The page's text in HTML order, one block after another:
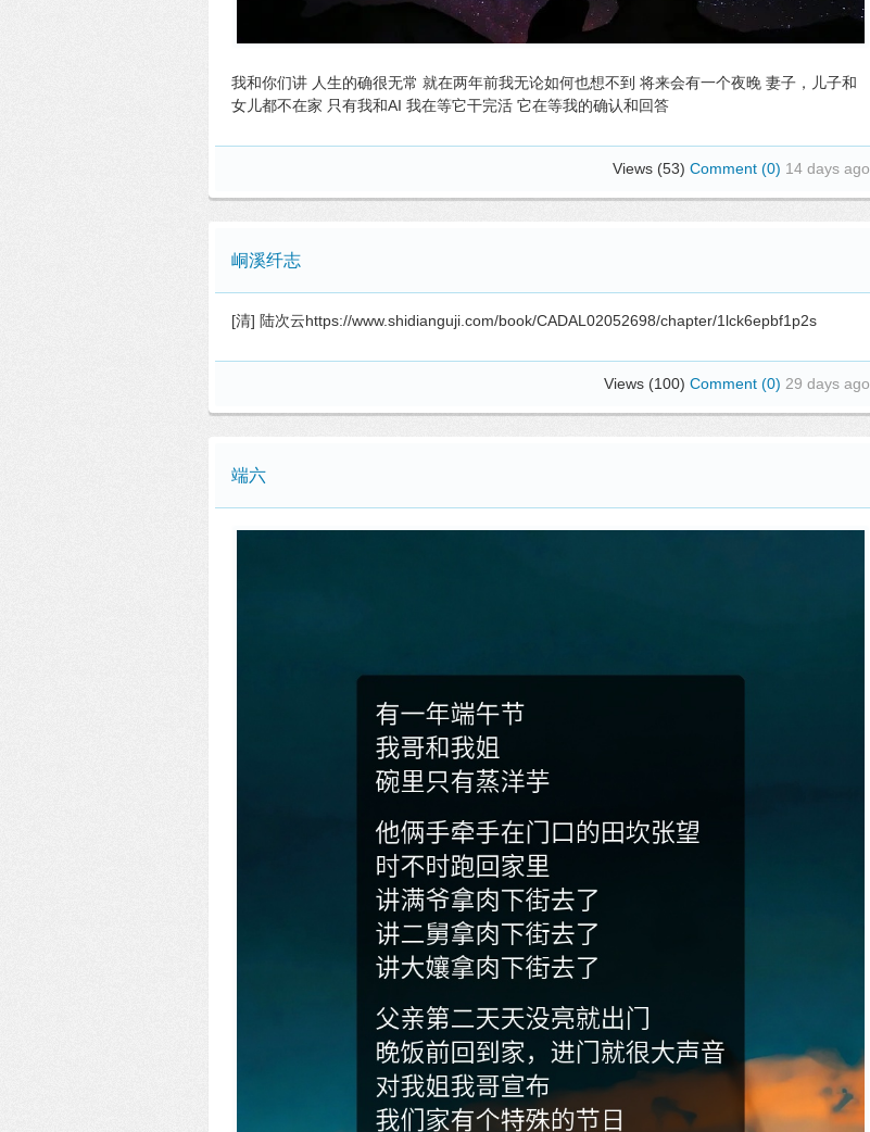
我和你们讲 人生的确很无常 就在两年前我无论如何也想不到 将来会有一个夜晚 妻子，儿子和
女儿都不在家 只有我和AI 我在等它干完活 它在等我的确认和回答
Views (53) Comment (0) 14 days ago
峒溪纤志
[清] 陆次云https://www.shidianguji.com/book/CADAL02052698/chapter/1lck6epbf1p2s
Views (100) Comment (0) 29 days ago
端六